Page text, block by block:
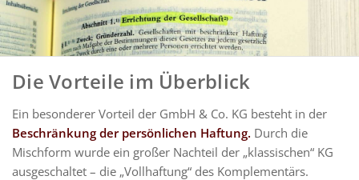
Die Vorteile im Überblick
Ein besonderer Vorteil der GmbH & Co. KG besteht in der
Beschränkung der persönlichen Haftung. Durch die
Mischform wurde ein großer Nachteil der „klassischen“ KG
ausgeschaltet – die „Vollhaftung“ des Komplementärs.